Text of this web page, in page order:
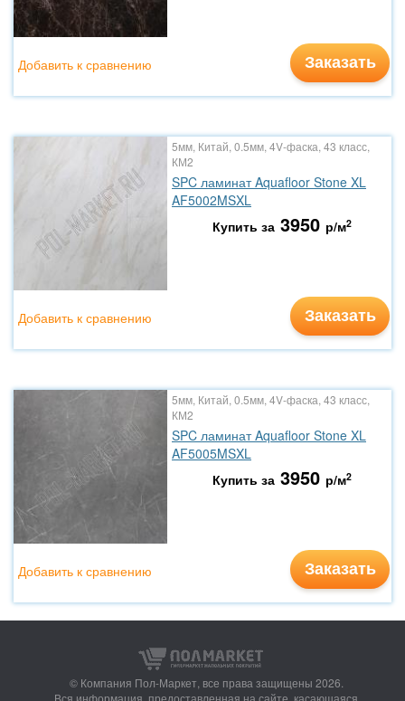
Заказать
Добавить к сравнению
5мм, Китай, 0.5мм, 4V-фаска, 43 класс,
КМ2
SPC ламинат Aquafloor Stone XL
AF5002MSXL
Купить за 3950 р/м2
Заказать
Добавить к сравнению
5мм, Китай, 0.5мм, 4V-фаска, 43 класс,
КМ2
SPC ламинат Aquafloor Stone XL
AF5005MSXL
Купить за 3950 р/м2
Заказать
Добавить к сравнению
© Компания Пол-Маркет, все права защищены 2026.
Вся информация, предоставленная на сайте, касающаяся